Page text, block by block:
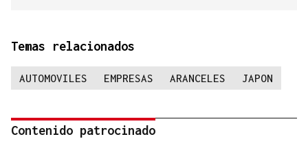
Temas relacionados
AUTOMOVILES EMPRESAS ARANCELES JAPON
Contenido patrocinado